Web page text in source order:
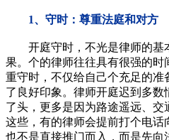
1、守时：尊重法庭和对方
开庭守时，不光是律师的基
果。个的律师往往具有很强的
重守时，不仅给自己个充足的
了良好印象。律师开庭迟到多
了头，更多是因为路途遥远、交
这些，有的律师会提前打个电
也不是直接推门而入，而是先